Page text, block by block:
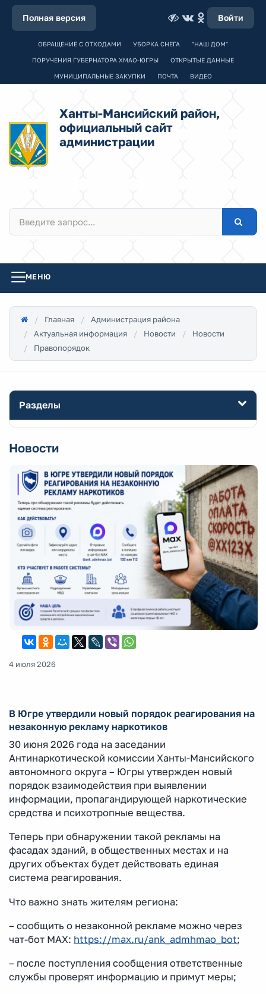
Полная версия Войти
ОБРАЩЕНИЕ С ОТХОДАМИ УБОРКА СНЕГА "НАШ ДОМ"
ПОРУЧЕНИЯ ГУБЕРНАТОРА ХМАО-ЮГРЫ ОТКРЫТЫЕ ДАННЫЕ
МУНИЦИПАЛЬНЫЕ ЗАКУПКИ ПОЧТА ВИДЕО
Ханты-Мансийский район,
официальный сайт
администрации
МЕНЮ
Главная
Администрация района
Актуальная информация
Новости
Новости
Правопорядок
Разделы
Новости
4 июля 2026
В Югре утвердили новый порядок реагирования на
незаконную рекламу наркотиков
30 июня 2026 года на заседании
Антинаркотической комиссии Ханты-Мансийского
автономного округа – Югры утвержден новый
порядок взаимодействия при выявлении
информации, пропагандирующей наркотические
средства и психотропные вещества.
Теперь при обнаружении такой рекламы на
фасадах зданий, в общественных местах и на
других объектах будет действовать единая
система реагирования.
Что важно знать жителям региона:
– сообщить о незаконной рекламе можно через
чат-бот MAX: https://max.ru/ank_admhmao_bot;
– после поступления сообщения ответственные
службы проверят информацию и примут меры;